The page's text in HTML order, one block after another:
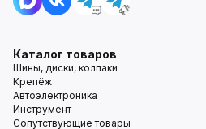
Каталог товаров
Шины, диски, колпаки
Крепёж
Автоэлектроника
Инструмент
Сопутствующие товары